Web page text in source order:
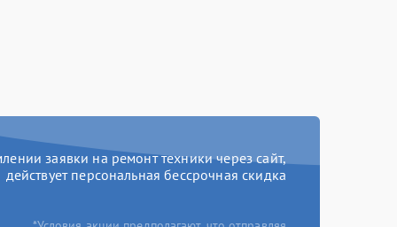
заявки на ремонт техники через сайт,
действует персональная бессрочная скидка